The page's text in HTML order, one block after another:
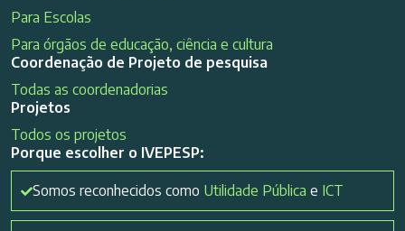
Para Escolas
Para órgãos de educação, ciência e cultura
Coordenação de Projeto de pesquisa
Todas as coordenadorias
Projetos
Todos os projetos
Porque escolher o IVEPESP:
Somos reconhecidos como Utilidade Pública e ICT